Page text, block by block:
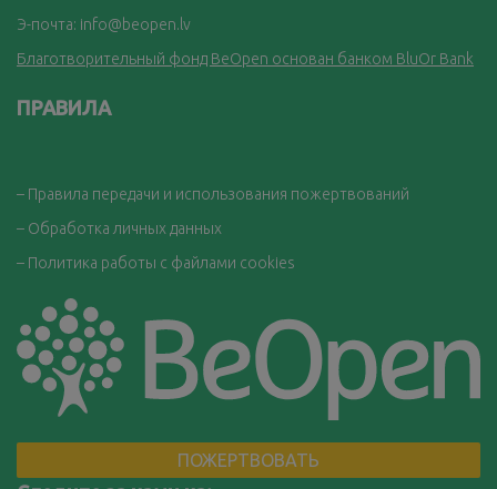
Э-почта: info@beopen.lv
Благотворительный фонд BeOpen основан банком BluOr Bank
ПРАВИЛА
– Правила передачи и использования пожертвований
– Обработка личных данных
– Политика работы с файлами cookies
ПОЖЕРТВОВАТЬ